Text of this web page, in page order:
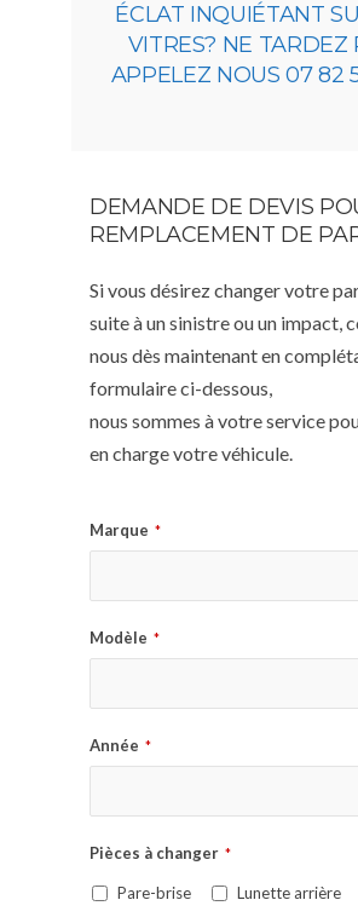
ÉCLAT INQUIÉTANT
VITRES? NE TARDEZ
APPELEZ NOUS 07 82
DEMANDE DE DEVIS
REMPLACEMENT DE
Si vous désirez changer votre
suite à un sinistre ou un impact,
nous dès maintenant en
formulaire ci-dessous,
nous sommes à votre service
en charge votre véhicule.
Marque *
Modèle *
Année *
Pièces à changer *
Pare-brise Lunette arrière